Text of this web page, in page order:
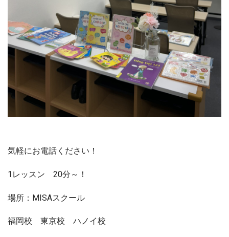
気軽にお電話ください！
1レッスン 20分～！
場所：MISAスクール
福岡校 東京校 ハノイ校